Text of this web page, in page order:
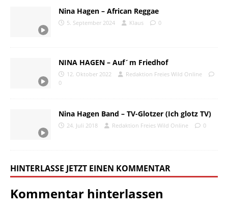
Nina Hagen – African Reggae
5. September 2024 Klaus 0
NINA HAGEN – Auf´m Friedhof
12. Oktober 2022
Redaktion Freies Wild Online
0
Nina Hagen Band – TV-Glotzer (Ich glotz TV)
24. Juli 2018 Redaktion Freies Wild Online 0
HINTERLASSE JETZT EINEN KOMMENTAR
Kommentar hinterlassen